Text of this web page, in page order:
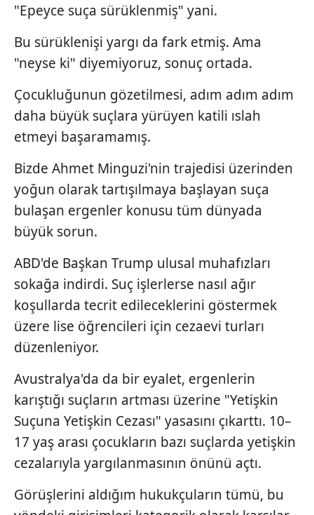
"Epeyce suça sürüklenmiş" yani.
Bu sürüklenişi yargı da fark etmiş. Ama
"neyse ki" diyemiyoruz, sonuç ortada.
Çocukluğunun gözetilmesi, adım adım adım
daha büyük suçlara yürüyen katili ıslah
etmeyi başaramamış.
Bizde Ahmet Minguzi'nin trajedisi üzerinden
yoğun olarak tartışılmaya başlayan suça
bulaşan ergenler konusu tüm dünyada
büyük sorun.
ABD'de Başkan Trump ulusal muhafızları
sokağa indirdi. Suç işlerlerse nasıl ağır
koşullarda tecrit edileceklerini göstermek
üzere lise öğrencileri için cezaevi turları
düzenleniyor.
Avustralya'da da bir eyalet, ergenlerin
karıştığı suçların artması üzerine "Yetişkin
Suçuna Yetişkin Cezası" yasasını çıkarttı. 10–
17 yaş arası çocukların bazı suçlarda yetişkin
cezalarıyla yargılanmasının önünü açtı.
Görüşlerini aldığım hukukçuların tümü, bu